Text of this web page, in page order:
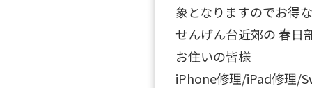
象となりますのでお得
せんげん台近郊の 春日
お住いの皆様
iPhone修理/iPad修理/